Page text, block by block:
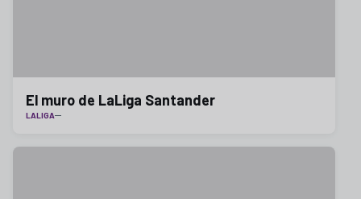
El muro de LaLiga Santander
LALIGA